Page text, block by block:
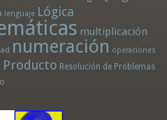
lenguaje Lógica
multiplicación
numeración operaciones
Producto Resolución de Problemas